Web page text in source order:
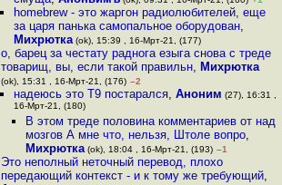
homebrew - это жаргон радиолюбителей, еще
за царя панька самопальное оборудован,
Михрютка(ok), 15:39 , 16-Мрт-21, (177)
о, барец за честату раднога езыга снова с треде
товарищ, вы, если такой правильн, Михрютка
(ok), 15:31 , 16-Мрт-21, (176) –2
надеюсь это T9 постарался, Аноним (27), 16:31 ,
16-Мрт-21, (180)
В этом треде половина комментариев от над
мозгов А мне что, нельзя, Штоле вопро,
Михрютка(ok), 18:04 , 16-Мрт-21, (193) –1
Это неполный неточный перевод, плохо
передающий контекст - и к тому же требующий,